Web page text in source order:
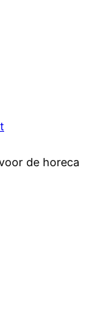
de horeca